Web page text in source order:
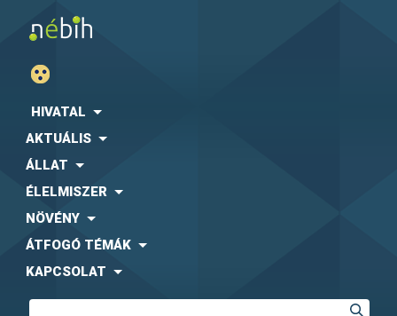
HIVATAL
AKTUÁLIS
ÁLLAT
ÉLELMISZER
NÖVÉNY
ÁTFOGÓ TÉMÁK
KAPCSOLAT